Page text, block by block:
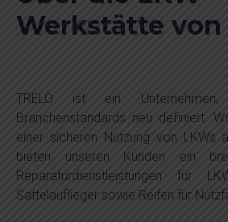
Werkstätte von
TRELO ist ein
Branchenstandards neu definiert.
einer sicheren Nutzung von LKWs
bieten unseren Kunden ein
Reparaturdienstleistungen für
Sattelauflieger sowie Reifen für